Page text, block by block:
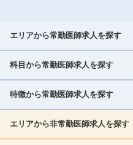
エリアから常勤医師求人を探す
北海道・東北
北海道 青森県 岩手県
科目から常勤医師求人を探す
内科系
消化器科 呼吸器科
特徴から常勤医師求人を探す
救急対応なし 女性医師歓迎
エリアから非常勤医師求人を探す